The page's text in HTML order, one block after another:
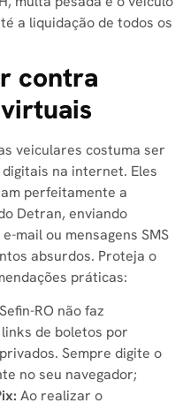
a liquidação de todos os
contra
veiculares costuma ser
na internet. Eles
perfeitamente a
Detran, enviando
mail ou mensagens SMS
absurdos. Proteja o
práticas:
RO não faz
de boletos por
Sempre digite o
no seu navegador;
Ao realizar o